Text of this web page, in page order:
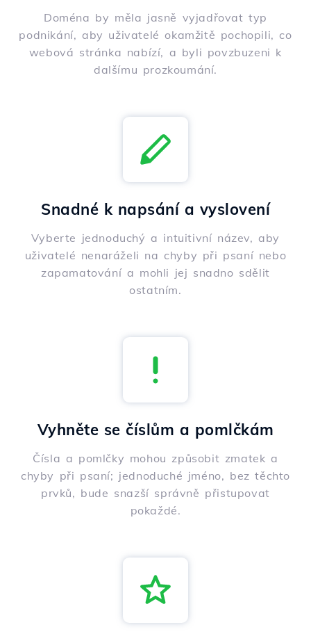
Doména by měla jasně vyjadřovat typ
podnikání, aby uživatelé okamžitě pochopili, co
webová stránka nabízí, a byli povzbuzeni k
dalšímu prozkoumání.
Snadné k napsání a vyslovení
Vyberte jednoduchý a intuitivní název, aby
uživatelé nenaráželi na chyby při psaní nebo
zapamatování a mohli jej snadno sdělit
ostatním.
Vyhněte se číslům a pomlčkám
Čísla a pomlčky mohou způsobit zmatek a
chyby při psaní; jednoduché jméno, bez těchto
prvků, bude snazší správně přistupovat
pokaždé.